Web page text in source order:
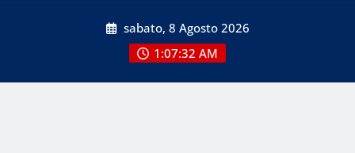
sabato, 8 Agosto 2026
1:07:32 AM